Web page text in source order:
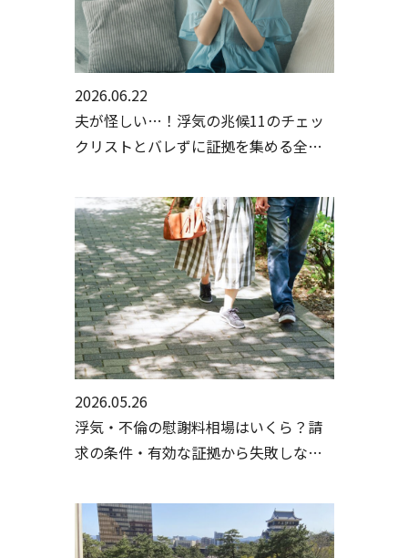
2026.06.22
夫が怪しい…！浮気の兆候11のチェッ
クリストとバレずに証拠を集める全手
2026.05.26
浮気・不倫の慰謝料相場はいくら？請
求の条件・有効な証拠から失敗しない